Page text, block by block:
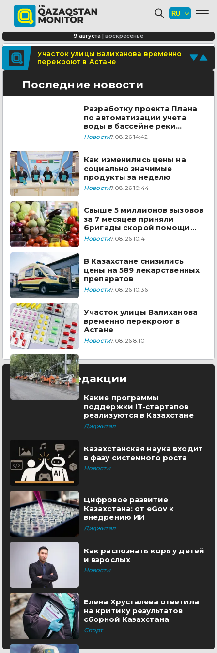
Поделитесь новостью
Отправьте свои новости и события
9 августа | воскресенье
Минтранспорта утвердило новые
расценки для проезда по БАКАД
СОР и СОЧ планируют отменить для
учеников начальных классов в
Казахстане
Участок улицы Валиханова временно
перекроют в Астане
Последние новости
Разработку проекта Плана
по автоматизации учета
воды в бассейне реки
Сырдарья одобрили
Новости7.08.26 14:42
Как изменились цены на
социально значимые
продукты за неделю
Новости7.08.26 10:44
Свыше 5 миллионов вызовов
за 7 месяцев приняли
бригады скорой помощи
Казахстана
Новости7.08.26 10:41
В Казахстане снизились
цены на 589 лекарственных
препаратов
Новости7.08.26 10:36
Участок улицы Валиханова
временно перекроют в
Астане
Новости7.08.26 8:10
Выбор редакции
Какие программы
поддержки IT-стартапов
реализуются в Казахстане
Диджитал
Казахстанская наука входит
в фазу системного роста
Новости
Цифровое развитие
Казахстана: от eGov к
внедрению ИИ
Диджитал
Как распознать корь у детей
и взрослых
Новости
Елена Хрусталева ответила
на критику результатов
сборной Казахстана
Спорт